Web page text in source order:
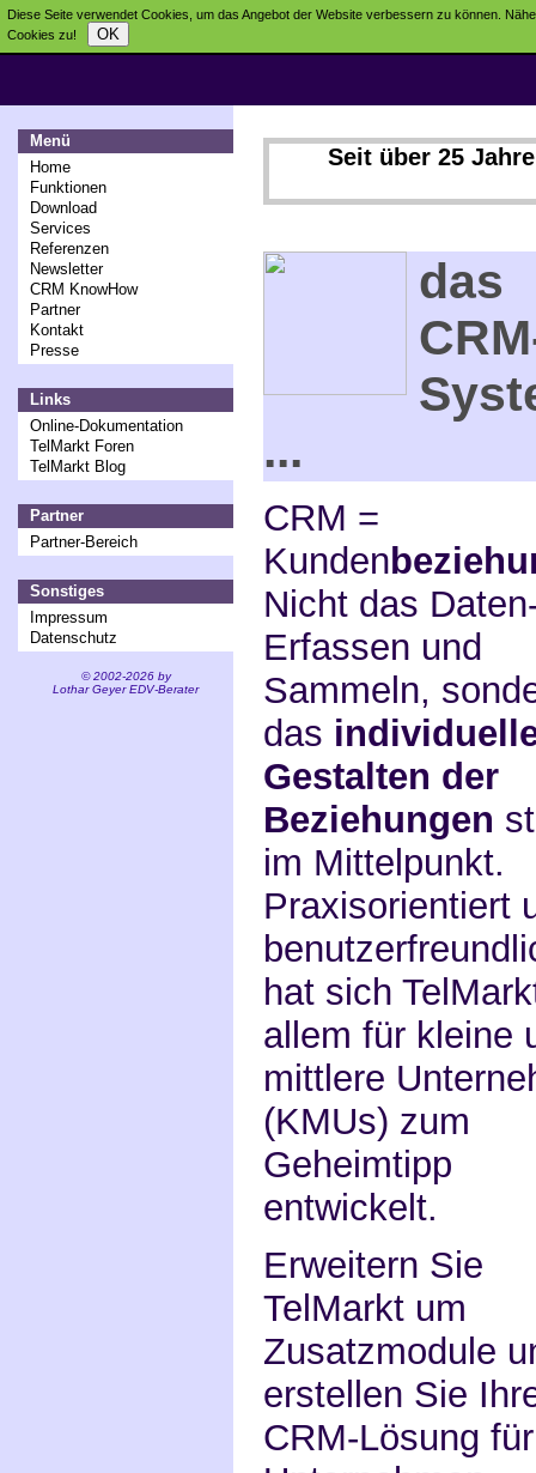
Menü
Home
Funktionen
Download
Services
Referenzen
Newsletter
CRM KnowHow
Partner
Kontakt
Presse
Links
Online-Dokumentation
TelMarkt Foren
TelMarkt Blog
Partner
Partner-Bereich
Sonstiges
Impressum
Datenschutz
© 2002-2026 by
Lothar Geyer EDV-Berater
Seit über 25
das
...
CRM =
Kunden
Nicht das
Erfassen und
Sammeln,
das
Gestalten der
Beziehungen
im Mittelpunkt.
Praxisorientiert
hat sich
allem für kleine
mittlere
(KMUs) zum
Geheimtipp
entwickelt.
Erweitern Sie
TelMarkt um
Zusatzmodule
erstellen Sie
CRM-Lösung
Diese Seite verwendet Cookies, um das Angebot der Website verbessern zu können.
Cookies zu!
OK